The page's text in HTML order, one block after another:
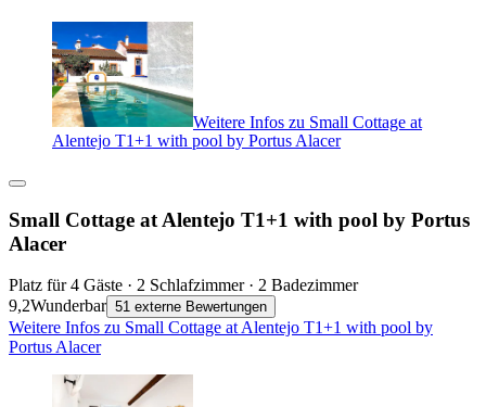
Weitere Infos zu Small Cottage at
Alentejo T1+1 with pool by Portus Alacer
Small Cottage at Alentejo T1+1 with pool by Portus
Alacer
Platz für 4 Gäste · 2 Schlafzimmer · 2 Badezimmer
9,2Wunderbar 51 externe Bewertungen
Weitere Infos zu Small Cottage at Alentejo T1+1 with pool by
Portus Alacer